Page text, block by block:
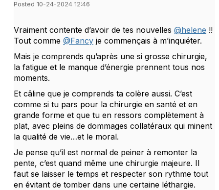
Posted 10-24-2024 12:46
Vraiment contente d’avoir de tes nouvelles @helene !!
Tout comme @Fancy je commençais à m’inquiéter.
Mais je comprends qu’après une si grosse chirurgie,
la fatigue et le manque d’énergie prennent tous nos
moments.
Et câline que je comprends ta colère aussi. C’est
comme si tu pars pour la chirurgie en santé et en
grande forme et que tu en ressors complètement à
plat, avec pleins de dommages collatéraux qui minent
la qualité de vie…et le moral.
Je pense qu’il est normal de peiner à remonter la
pente, c’est quand même une chirurgie majeure. Il
faut se laisser le temps et respecter son rythme tout
en évitant de tomber dans une certaine léthargie.